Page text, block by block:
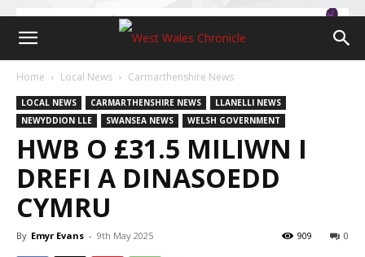
Home Local News Carmarthenshire News
LOCAL NEWS CARMARTHENSHIRE NEWS
LLANELLI NEWS
NEWYDDION LLE
SWANSEA NEWS WELSH GOVERNMENT
HWB O £31.5 MILIWN I
DREFI A DINASOEDD
CYMRU
By Emyr Evans - 9th May 2025 0
909